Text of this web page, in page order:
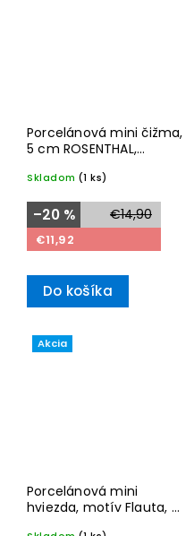
Porcelánová mini čižma,
5 cm ROSENTHAL,
Skladom (1 ks)
€14,90
–20 %
€11,92
Do košíka
Akcia
Porcelánová mini
hviezda, motív Flauta, Ø